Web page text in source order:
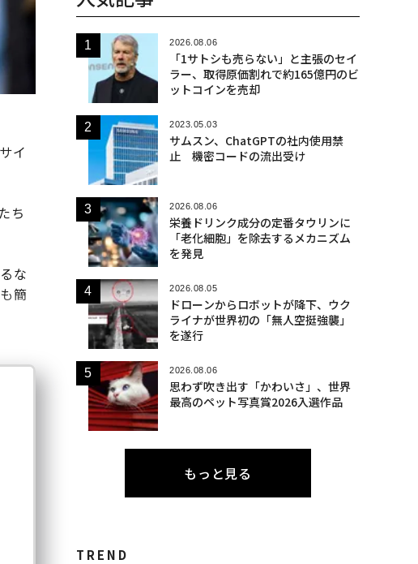
イ
ち
な
簡
2026.08.06
「1サトシも売らない」と主張のセイ
ラー、取得原価割れで約165億円のビ
ットコインを売却
2023.05.03
サムスン、ChatGPTの社内使用禁
止 機密コードの流出受け
2026.08.06
栄養ドリンク成分の定番タウリンに
「老化細胞」を除去するメカニズム
を発見
2026.08.05
ドローンからロボットが降下、ウク
ライナが世界初の「無人空挺強襲」
を遂行
2026.08.06
思わず吹き出す「かわいさ」、世界
最高のペット写真賞2026入選作品
もっと見る
TREND